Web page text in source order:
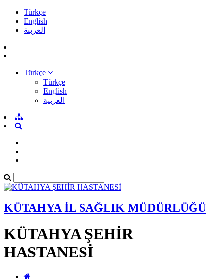
Türkçe
English
العربية
Türkçe
Türkçe
English
العربية
KÜTAHYA İL SAĞLIK MÜDÜRLÜĞÜ
KÜTAHYA ŞEHİR
HASTANESİ